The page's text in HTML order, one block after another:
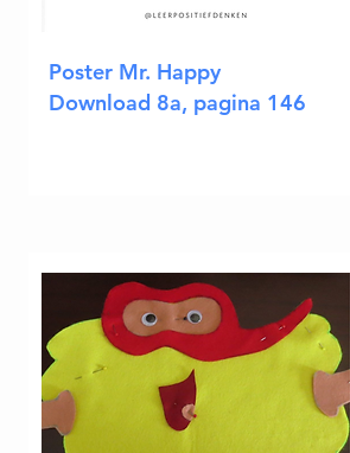
Poster Mr. Happy
Download 8a, pagina 146